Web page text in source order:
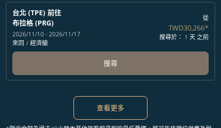
台北 (TPE) 前往
布拉格 (PRG)
2026/11/10 - 2026/11/17
來回 / 經濟艙
從
TWD30,266*
搜尋於： 1 天 之前
搜尋
查看更多